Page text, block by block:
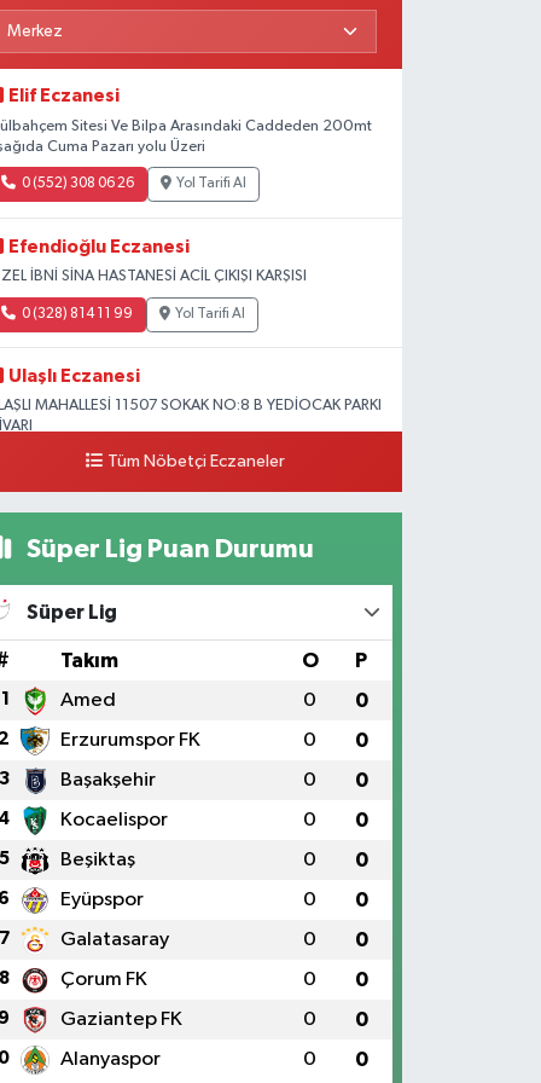
Elif Eczanesi
Sitesi Ve Bilpa Arasındaki Caddeden 200mt
Cuma Pazarı yolu Üzeri
0 (552) 308 06 26 Yol Tarifi Al
Efendioğlu Eczanesi
İBNİ SİNA HASTANESİ ACİL ÇIKIŞI KARŞISI
0 (328) 814 11 99 Yol Tarifi Al
Ulaşlı Eczanesi
MAHALLESİ 11507 SOKAK NO:8 B YEDİOCAK PARKI
0 (546) 158 81 80 Yol Tarifi Al
Tüm Nöbetçi Eczaneler
Süper Lig Puan Durumu
Süper Lig
Takım O P
1 Amed 0 0
2 Erzurumspor FK 0 0
3 Başakşehir 0 0
4 Kocaelispor 0 0
5 Beşiktaş 0 0
6 Eyüpspor 0 0
7 Galatasaray 0 0
8 Çorum FK 0 0
9 Gaziantep FK 0 0
Alanyaspor 0 0